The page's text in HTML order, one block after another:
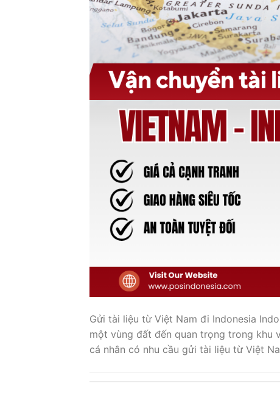
Gửi tài liệu từ Việt Nam đi Indonesia
một vùng đất đến quan trọng trong khu
cá nhân có nhu cầu gửi tài liệu từ Việt